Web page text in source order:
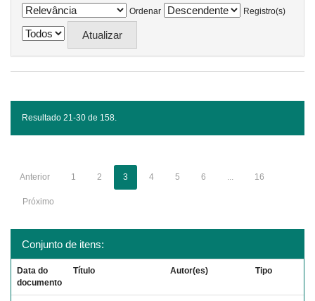
Ordenar
Registro(s)
Resultado 21-30 de 158.
Anterior 1 2 3 4 5 6 ... 16
Próximo
Conjunto de itens:
Data do
documento
Título Autor(es) Tipo